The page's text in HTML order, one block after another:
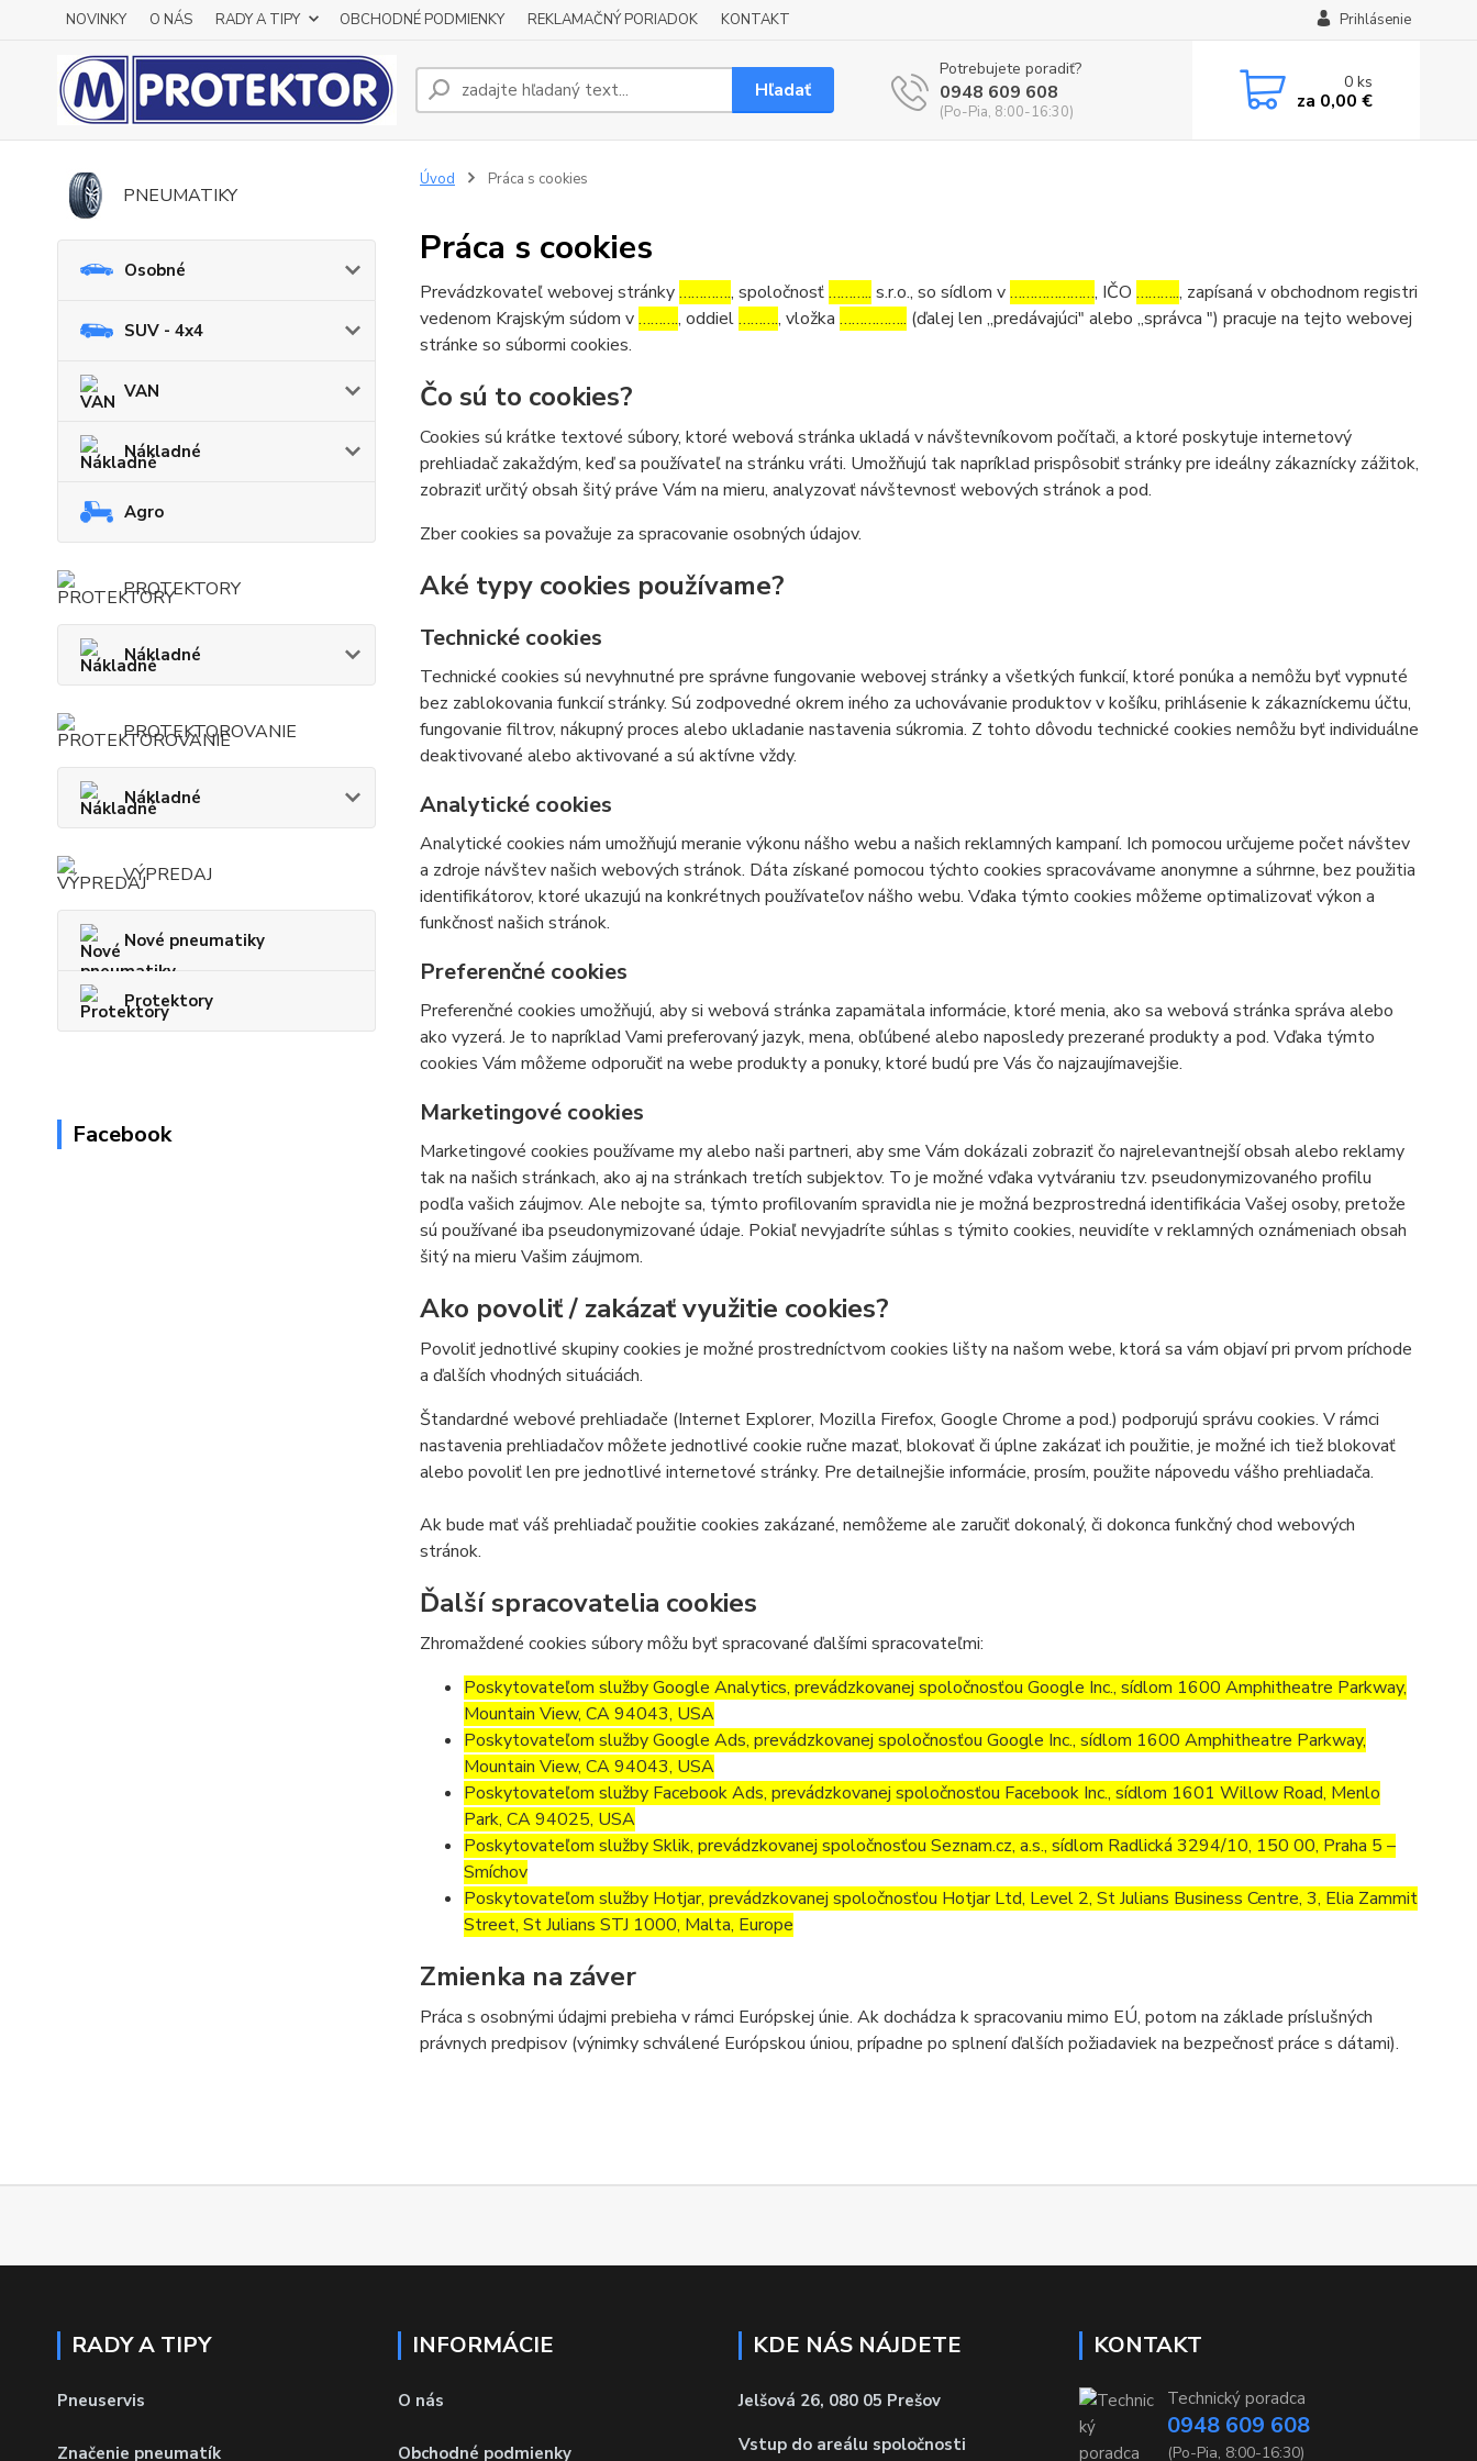
NOVINKY O NÁS RADY A TIPY OBCHODNÉ PODMIENKY REKLAMAČNÝ PORIADOK KONTAKT Prihlásenie
Hľadať
Potrebujete poradiť?
0948 609 608
(Po-Pia, 8:00-16:30)
0ks
za 0,00 €
PNEUMATIKY
Osobné
SUV - 4x4
VAN
Nákladné
Agro
PROTEKTORY
Nákladné
PROTEKTOROVANIE
Nákladné
VÝPREDAJ
Nové pneumatiky
Protektory
Facebook
Úvod Práca s cookies
Práca s cookies
Prevádzkovateľ webovej stránky…………., spoločnosť……….. s.r.o., so sídlom v…………………, IČO ……….., zapísaná v obchodnom registri
vedenom Krajským súdom v………., oddiel………., vložka …………….. (ďalej len „predávajúci" alebo „správca ") pracuje na tejto webovej
stránke so súbormi cookies.
Čo sú to cookies?
Cookies sú krátke textové súbory, ktoré webová stránka ukladá v návštevníkovom počítači, a ktoré poskytuje internetový
prehliadač zakaždým, keď sa používateľ na stránku vráti. Umožňujú tak napríklad prispôsobiť stránky pre ideálny zákaznícky zážitok,
zobraziť určitý obsah šitý práve Vám na mieru, analyzovať návštevnosť webových stránok a pod.
Zber cookies sa považuje za spracovanie osobných údajov.
Aké typy cookies používame?
Technické cookies
Technické cookies sú nevyhnutné pre správne fungovanie webovej stránky a všetkých funkcií, ktoré ponúka a nemôžu byť vypnuté
bez zablokovania funkcií stránky. Sú zodpovedné okrem iného za uchovávanie produktov v košíku, prihlásenie k zákazníckemu účtu,
fungovanie filtrov, nákupný proces alebo ukladanie nastavenia súkromia. Z tohto dôvodu technické cookies nemôžu byť individuálne
deaktivované alebo aktivované a sú aktívne vždy.
Analytické cookies
Analytické cookies nám umožňujú meranie výkonu nášho webu a našich reklamných kampaní. Ich pomocou určujeme počet návštev
a zdroje návštev našich webových stránok. Dáta získané pomocou týchto cookies spracovávame anonymne a súhrnne, bez použitia
identifikátorov, ktoré ukazujú na konkrétnych používateľov nášho webu. Vďaka týmto cookies môžeme optimalizovať výkon a
funkčnosť našich stránok.
Preferenčné cookies
Preferenčné cookies umožňujú, aby si webová stránka zapamätala informácie, ktoré menia, ako sa webová stránka správa alebo
ako vyzerá. Je to napríklad Vami preferovaný jazyk, mena, obľúbené alebo naposledy prezerané produkty a pod. Vďaka týmto
cookies Vám môžeme odporučiť na webe produkty a ponuky, ktoré budú pre Vás čo najzaujímavejšie.
Marketingové cookies
Marketingové cookies používame my alebo naši partneri, aby sme Vám dokázali zobraziť čo najrelevantnejší obsah alebo reklamy
tak na našich stránkach, ako aj na stránkach tretích subjektov. To je možné vďaka vytváraniu tzv. pseudonymizovaného profilu
podľa vašich záujmov. Ale nebojte sa, týmto profilovaním spravidla nie je možná bezprostredná identifikácia Vašej osoby, pretože
sú používané iba pseudonymizované údaje. Pokiaľ nevyjadríte súhlas s týmito cookies, neuvidíte v reklamných oznámeniach obsah
šitý na mieru Vašim záujmom.
Ako povoliť / zakázať využitie cookies?
Povoliť jednotlivé skupiny cookies je možné prostredníctvom cookies lišty na našom webe, ktorá sa vám objaví pri prvom príchode
a ďalších vhodných situáciách.
Štandardné webové prehliadače (Internet Explorer, Mozilla Firefox, Google Chrome a pod.) podporujú správu cookies. V rámci
nastavenia prehliadačov môžete jednotlivé cookie ručne mazať, blokovať či úplne zakázať ich použitie, je možné ich tiež blokovať
alebo povoliť len pre jednotlivé internetové stránky. Pre detailnejšie informácie, prosím, použite nápovedu vášho prehliadača.
Ak bude mať váš prehliadač použitie cookies zakázané, nemôžeme ale zaručiť dokonalý, či dokonca funkčný chod webových
stránok.
Ďalší spracovatelia cookies
Zhromaždené cookies súbory môžu byť spracované ďalšími spracovateľmi:
Poskytovateľom služby Google Analytics, prevádzkovanej spoločnosťou Google Inc., sídlom 1600 Amphitheatre Parkway,
Mountain View, CA 94043, USA
Poskytovateľom služby Google Ads, prevádzkovanej spoločnosťou Google Inc., sídlom 1600 Amphitheatre Parkway,
Mountain View, CA 94043, USA
Poskytovateľom služby Facebook Ads, prevádzkovanej spoločnosťou Facebook Inc., sídlom 1601 Willow Road, Menlo
Park, CA 94025, USA
Poskytovateľom služby Sklik, prevádzkovanej spoločnosťou Seznam.cz, a.s., sídlom Radlická 3294/10, 150 00, Praha 5 –
Smíchov
Poskytovateľom služby Hotjar, prevádzkovanej spoločnosťou Hotjar Ltd, Level 2, St Julians Business Centre, 3, Elia Zammit
Street, St Julians STJ 1000, Malta, Europe
Zmienka na záver
Práca s osobnými údajmi prebieha v rámci Európskej únie. Ak dochádza k spracovaniu mimo EÚ, potom na základe príslušných
právnych predpisov (výnimky schválené Európskou úniou, prípadne po splnení ďalších požiadaviek na bezpečnosť práce s dátami).
RADY A TIPY
Pneuservis
Značenie pneumatík
INFORMÁCIE
O nás
Obchodné podmienky
KDE NÁS NÁJDETE
Jelšová 26, 080 05 Prešov
Vstup do areálu spoločnosti
KONTAKT
Technický poradca
0948 609 608
(Po-Pia, 8:00-16:30)